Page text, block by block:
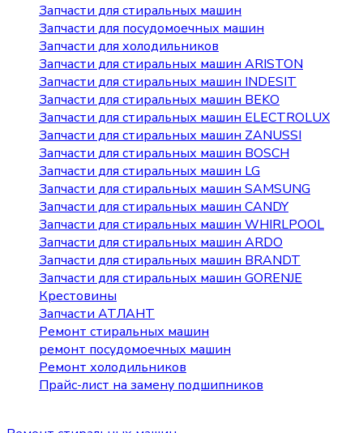
Запчасти для стиральных машин
Запчасти для посудомоечных машин
Запчасти для холодильников
Запчасти для стиральных машин ARISTON
Запчасти для стиральных машин INDESIT
Запчасти для стиральных машин BEKO
Запчасти для стиральных машин ELECTROLUX
Запчасти для стиральных машин ZANUSSI
Запчасти для стиральных машин BOSCH
Запчасти для стиральных машин LG
Запчасти для стиральных машин SAMSUNG
Запчасти для стиральных машин CANDY
Запчасти для стиральных машин WHIRLPOOL
Запчасти для стиральных машин ARDO
Запчасти для стиральных машин BRANDT
Запчасти для стиральных машин GORENJE
Крестовины
Запчасти АТЛАНТ
Ремонт стиральных машин
ремонт посудомоечных машин
Ремонт холодильников
Прайс-лист на замену подшипников